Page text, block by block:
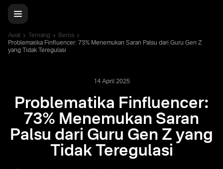
Awal Tentang
Berita
Problematika Finfluencer: 73% Menemukan Saran Palsu dari Guru Gen Z
yang Tidak Teregulasi
14 April 2025
Problematika Finfluencer:
73% Menemukan Saran
Palsu dari Guru Gen Z yang
Tidak Teregulasi